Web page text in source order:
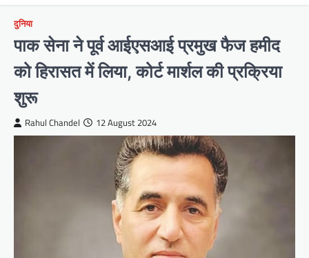
दुनिया
पाक सेना ने पूर्व आईएसआई प्रमुख फैज हमीद
को हिरासत में लिया, कोर्ट मार्शल की प्रक्रिया
शुरू
Rahul Chandel 12 August 2024